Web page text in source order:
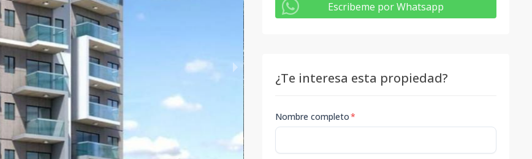
Escribeme por Whatsapp
¿Te interesa esta propiedad?
Nombre completo*